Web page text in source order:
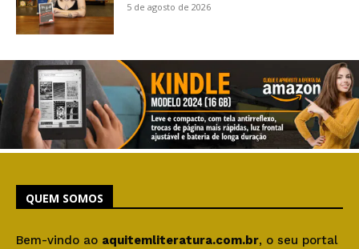
5 de agosto de 2026
QUEM SOMOS
Bem-vindo ao aquitemliteratura.com.br, o seu portal